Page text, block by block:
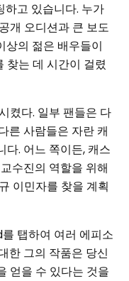
고 있습니다. 누가
개 오디션과 큰 보도
상의 젊은 배우들이
찾는 데 시간이 걸렸
켰다. 일부 팬들은 다
른 사람들은 자란 캐
다. 어느 쪽이든, 캐스
수진의 역할을 위해
이민자를 찾을 계획
탭하여 여러 에피소
한 그의 작품은 당신
얻을 수 있다는 것을